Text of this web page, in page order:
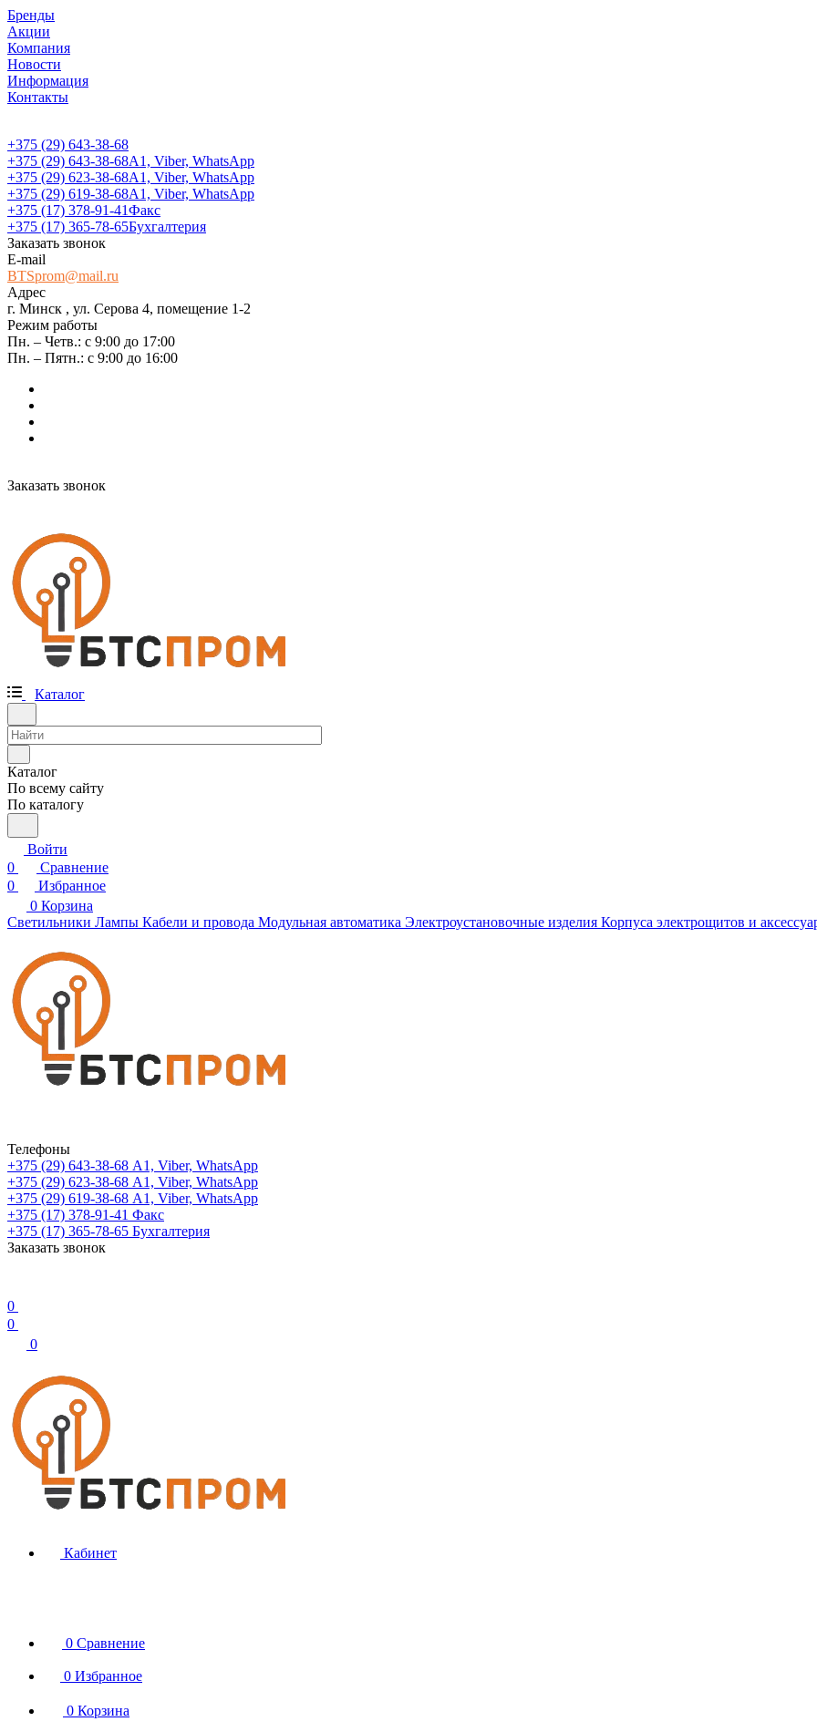
Бренды
Акции
Компания
Новости
Информация
Контакты
+375 (29) 643-38-68
+375 (29) 643-38-68А1, Viber, WhatsApp
+375 (29) 623-38-68А1, Viber, WhatsApp
+375 (29) 619-38-68А1, Viber, WhatsApp
+375 (17) 378-91-41Факс
+375 (17) 365-78-65Бухгалтерия
Заказать звонок
E-mail
BTSprom@mail.ru
Адрес
г. Минск , ул. Серова 4, помещение 1-2
Режим работы
Пн. – Четв.: с 9:00 до 17:00
Пн. – Пятн.: с 9:00 до 16:00
Заказать звонок
Каталог
Каталог
По всему сайту
По каталогу
Войти
0
Сравнение
0
Избранное
0 Корзина
Светильники Лампы Кабели и провода Модульная автоматика Электроустановочные изделия Корпуса электрощитов и
Телефоны
+375 (29) 643-38-68 А1, Viber, WhatsApp
+375 (29) 623-38-68 А1, Viber, WhatsApp
+375 (29) 619-38-68 А1, Viber, WhatsApp
+375 (17) 378-91-41 Факс
+375 (17) 365-78-65 Бухгалтерия
Заказать звонок
0
0
0
Кабинет
0 Сравнение
0 Избранное
0 Корзина